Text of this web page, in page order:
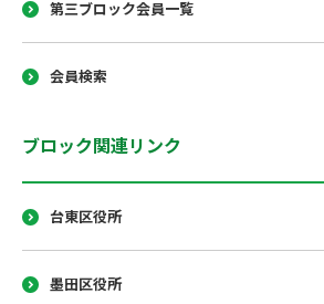
第三ブロック会員一覧
会員検索
ブロック関連リンク
台東区役所
墨田区役所